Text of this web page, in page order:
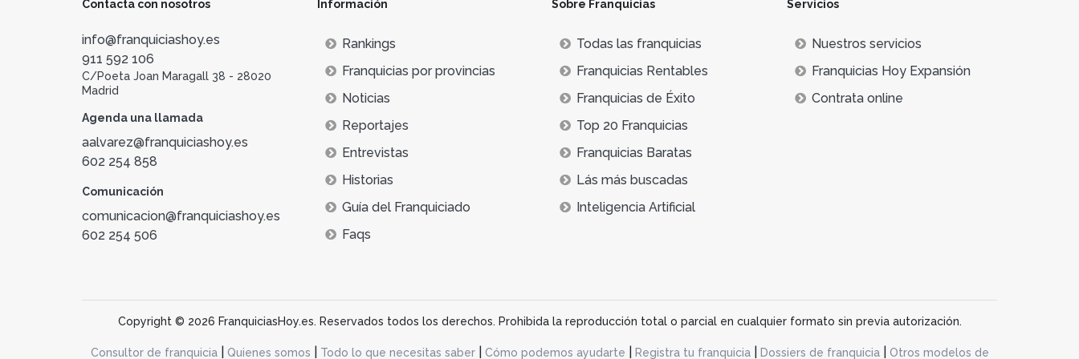
Contacta con nosotros
info@franquiciashoy.es
911 592 106
C/Poeta Joan Maragall 38 - 28020
Madrid
Agenda una llamada
aalvarez@franquiciashoy.es
602 254 858
Comunicación
comunicacion@franquiciashoy.es
602 254 506
Información
Rankings
Franquicias por provincias
Noticias
Reportajes
Entrevistas
Historias
Guía del Franquiciado
Faqs
Sobre Franquicias
Todas las franquicias
Franquicias Rentables
Franquicias de Éxito
Top 20 Franquicias
Franquicias Baratas
Lás más buscadas
Inteligencia Artificial
Servicios
Nuestros servicios
Franquicias Hoy Expansión
Contrata online
Copyright © 2026 FranquiciasHoy.es. Reservados todos los derechos. Prohibida la reproducción total o parcial en cualquier formato sin previa autorización.
Consultor de franquicia| Quienes somos Todo lo que necesitas saber| Cómo podemos ayudarte Registra tu franquicia| Dossiers de franquicia| Otros modelos de